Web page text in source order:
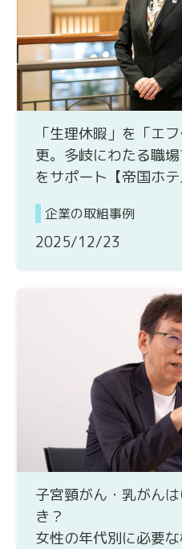
「生理休暇」を「エ
更。多岐にわたる職
をサポート【帝国ホテ
企業の取組事例
2025/12/23
子宮頸がん・乳がん
き？
女性の年代別に必要